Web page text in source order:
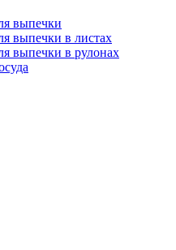
выпечки
выпечки в листах
выпечки в рулонах